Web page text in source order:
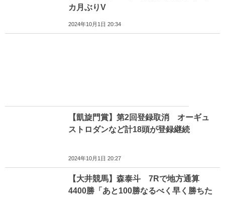
カ月ぶりV
2024年10月1日 20:34
【凱旋門賞】第2回登録取消 オーギュ
ストロダンなど計18頭が登録継続
2024年10月1日 20:27
【大井競馬】森泰斗 7Rで地方通算
4400勝「あと100勝なるべく早く勝ちた